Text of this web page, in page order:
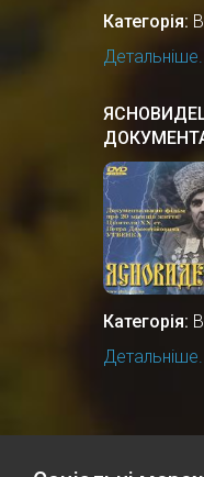
Категорія:
Категорія: